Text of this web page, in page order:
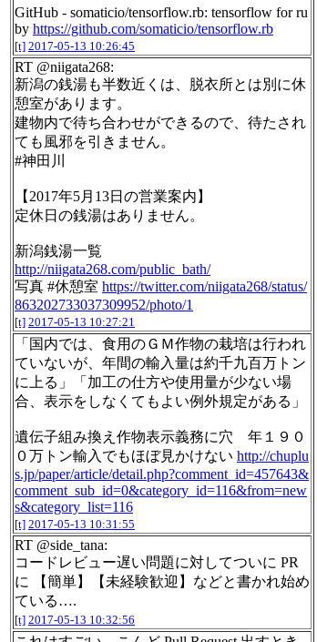
GitHub - somaticio/tensorflow.rb: tensorflow for ru
by https://github.com/somaticio/tensorflow.rb
[t] 2017-05-13 10:26:45
RT @niigata268:
新潟の銭湯も半数近くは、脱衣所とは別に休
憩室があります。
建物内で待ち合わせができるので、待たされ
ても風邪を引きません。
#神田川
【2017年5月13日の営業案内】
定休日の銭湯はありません。
新潟銭湯一覧
http://niigata268.com/public_bath/
写真 #休憩室 https://twitter.com/niigata268/status/
863202733037309952/photo/1
[t] 2017-05-13 10:27:21
「国内では、食用のＧＭ作物の栽培は行われ
ていないが、年間の輸入量は約千九百万トン
に上る」「加工の仕方や使用量が少ない場
合、表示をしなくてもよい例外規定がある」
遺伝子組み換え作物表示義務に穴 年１９０
０万トン輸入でもほぼ見かけない http://chuplu
s.jp/paper/article/detail.php?comment_id=457643&
comment_sub_id=0&category_id=116&from=new
s&category_list=116
[t] 2017-05-13 10:31:55
RT @side_tana:
コードレビュー遅い問題に対してついに PR
に 【簡単】【未経験歓迎】などと書かれ始め
ている….
[t] 2017-05-13 10:32:56